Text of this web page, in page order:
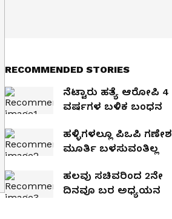
RECOMMENDED STORIES
ನೆಟ್ಟಾರು ಹತ್ಯೆ ಆರೋಪಿ 4
ವರ್ಷಗಳ ಬಳಿಕ ಬಂಧನ
ಹಳ್ಳಿಗಳಲ್ಲೂ ಪಿಒಪಿ ಗಣೇಶ
ಮೂರ್ತಿ ಬಳಸುವಂತಿಲ್ಲ
ಹಲವು ಸಚಿವರಿಂದ 2ನೇ
ದಿನವೂ ಬರ ಅಧ್ಯಯನ